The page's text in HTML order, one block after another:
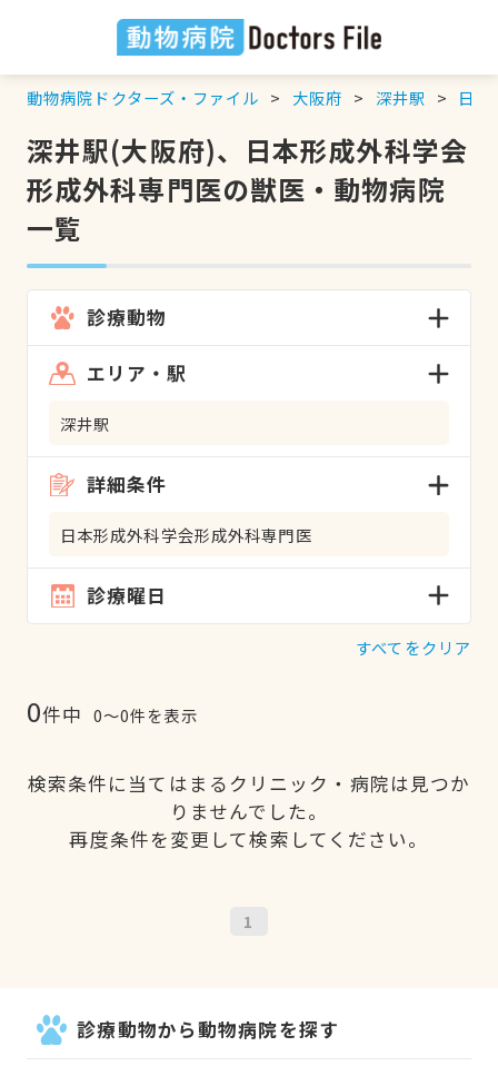
動物病院ドクターズ・ファイル 大阪府 深井駅 日本
深井駅(大阪府)、日本形成外科学会
形成外科専門医の獣医・動物病院
一覧
診療動物
エリア・駅
深井駅
詳細条件
日本形成外科学会形成外科専門医
診療曜日
すべてをクリア
0件中 0〜0件を表示
検索条件に当てはまるクリニック・病院は見つか
りませんでした。
再度条件を変更して検索してください。
1
診療動物から動物病院を探す